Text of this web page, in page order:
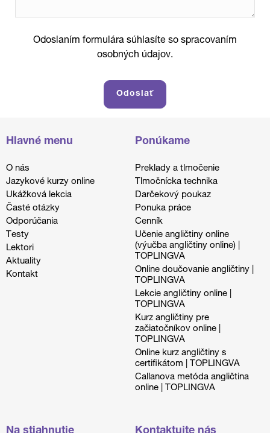
Odoslaním formulára súhlasíte so spracovaním
osobných údajov.
Hlavné menu
O nás
Jazykové kurzy online
Ukážková lekcia
Časté otázky
Odporúčania
Testy
Lektori
Aktuality
Kontakt
Ponúkame
Preklady a tlmočenie
Tlmočnícka technika
Darčekový poukaz
Ponuka práce
Cenník
Učenie angličtiny online
(výučba angličtiny online) |
TOPLINGVA
Online doučovanie angličtiny |
TOPLINGVA
Lekcie angličtiny online |
TOPLINGVA
Kurz angličtiny pre
začiatočníkov online |
TOPLINGVA
Online kurz angličtiny s
certifikátom | TOPLINGVA
Callanova metóda angličtina
online | TOPLINGVA